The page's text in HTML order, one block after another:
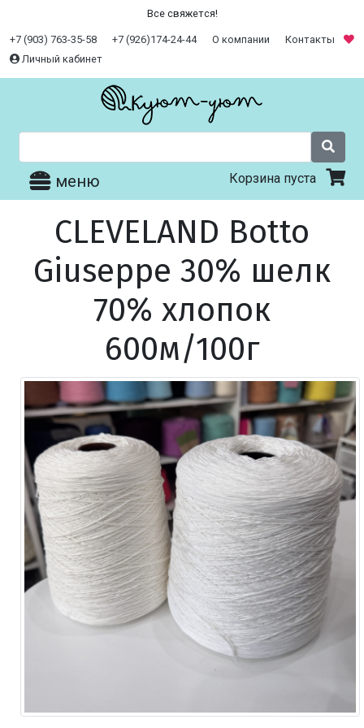
Все свяжется!
+7 (903) 763-35-58 +7 (926)174-24-44 О компании
Контакты
Личный кабинет
меню Корзина пуста
CLEVELAND Botto
Giuseppe 30% шелк
70% хлопок
600м/100г